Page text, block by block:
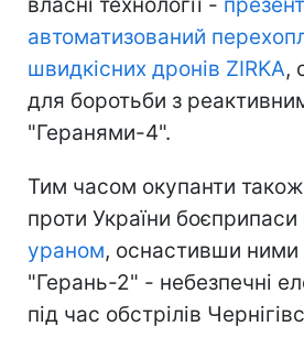
власні технології -
автоматизований
швидкісних дронів ZIRKA,
для боротьби з
"Геранями-4".
Тим часом окупанти
проти України боєприпаси
ураном, оснастивши ними
"Герань-2" - небезпечні
під час обстрілів